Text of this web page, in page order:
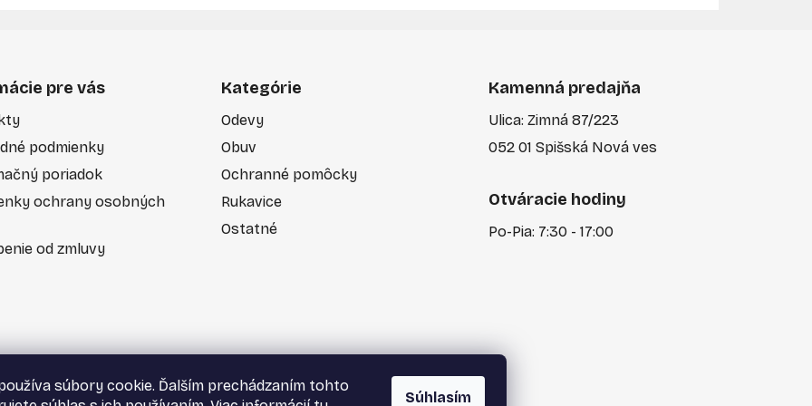
súbory cookie. Ďalším prechádzaním tohto
Súhlasím
pre vás
podmienky
poriadok
ochrany osobných
od zmluvy
Kategórie
Odevy
Obuv
Ochranné pomôcky
Rukavice
Ostatné
Kamenná predajňa
Ulica: Zimná 87/223
052 01 Spišská Nová ves
Otváracie hodiny
Po-Pia: 7:30 - 17:00